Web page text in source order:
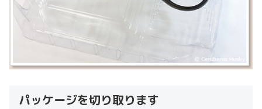
パッケージを切り取ります